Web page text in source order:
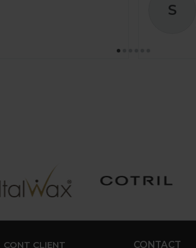
S
CONT CLIENT CONTACT